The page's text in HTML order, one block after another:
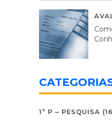
1º P – PESQUISA